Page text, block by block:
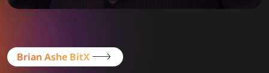
Brian Ashe BitX